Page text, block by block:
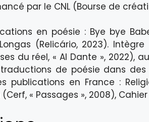
par le CNL (Bourse de
en poésie : Bye bye
(Relicário, 2023).
du réel, « Al Dante », 2022),
de poésie dans des
publications en France :
« Passages », 2008), Cahier